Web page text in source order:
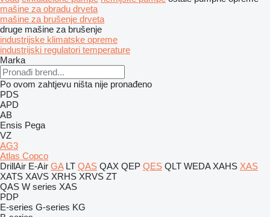
mašine za obradu drveta
mašine za brušenje drveta
druge mašine za brušenje
industrijske klimatske opreme
industrijski regulatori temperature
Marka
Po ovom zahtjevu ništa nije pronađeno
PDS
APD
AB
Ensis Pega
VZ
AG3
Atlas Copco
DrillAir E-Air GA LT QAS QAX QEP QES QLT WEDA XAHS XAS
XATS XAVS XRHS XRVS ZT
QAS W series XAS
PDP
E-series G-series KG